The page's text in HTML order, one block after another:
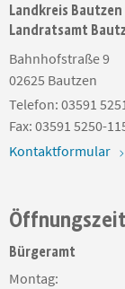
Landkreis Bautzen
Landratsamt
Bahnhofstraße 9
02625 Bautzen
Telefon: 03591
Fax: 03591 5250-
Kontaktformular
Bürgeramt
Montag: